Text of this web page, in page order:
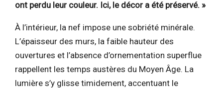
ont perdu leur couleur. Ici, le décor a été préservé. »
À l’intérieur, la nef impose une sobriété minérale.
L’épaisseur des murs, la faible hauteur des
ouvertures et l’absence d’ornementation superflue
rappellent les temps austères du Moyen Âge. La
lumière s’y glisse timidement, accentuant le